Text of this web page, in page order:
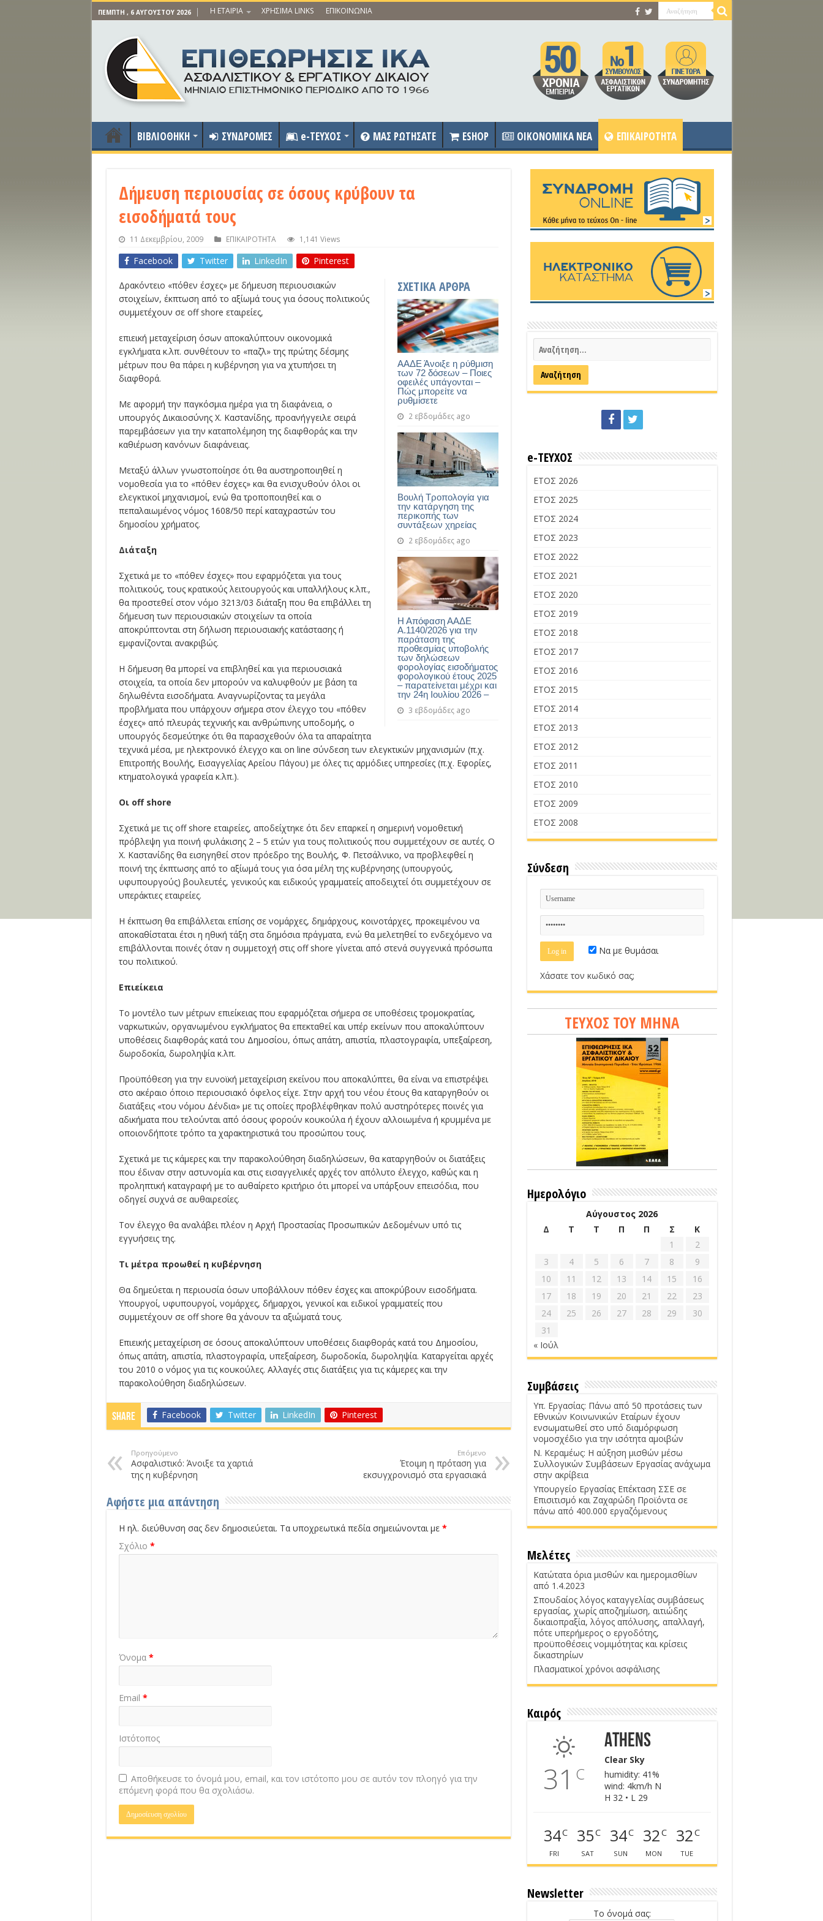
ΠΈΜΠΤΗ , 6 ΑΥΓΟΎΣΤΟΥ 2026 Η ΕΤΑΙΡΙΑ ΧΡΗΣΙΜΑ LINKS ΕΠΙΚΟΙΝΩΝΙΑ
ΒΙΒΛΙΟΘΗΚΗ ΣΥΝΔΡΟΜΕΣ e-ΤΕΥΧΟΣ ΜΑΣ ΡΩΤΗΣΑΤΕ ESHOP OIKONOMIKA NEA ΕΠΙΚΑΙΡΟΤΗΤΑ
Δήμευση περιουσίας σε όσους κρύβουν τα
εισοδήματά τους
11 Δεκεμβρίου, 2009 ΕΠΙΚΑΙΡΟΤΗΤΑ 1,141 Views
Facebook Twitter LinkedIn Pinterest
ΣΧΕΤΙΚΑ ΑΡΘΡΑ
ΑΑΔΕ Άνοιξε η ρύθμιση
των 72 δόσεων – Ποιες
οφειλές υπάγονται –
Πώς μπορείτε να
ρυθμίσετε
2 εβδομάδες ago
Βουλή Τροπολογία για
την κατάργηση της
περικοπής των
συντάξεων χηρείας
2 εβδομάδες ago
Η Απόφαση ΑΑΔΕ
Α.1140/2026 για την
παράταση της
προθεσμίας υποβολής
των δηλώσεων
φορολογίας εισοδήματος
φορολογικού έτους 2025
– παρατείνεται μέχρι και
την 24η Ιουλίου 2026 –
3 εβδομάδες ago
Δρακόντειο «πόθεν έσχες» με δήμευση περιουσιακών
στοιχείων, έκπτωση από το αξίωμά τους για όσους πολιτικούς
συμμετέχουν σε off shore εταιρείες,
επιεική μεταχείριση όσων αποκαλύπτουν οικονομικά
εγκλήματα κ.λπ. συνθέτουν το «παζλ» της πρώτης δέσμης
μέτρων που θα πάρει η κυβέρνηση για να χτυπήσει τη
διαφθορά.
Με αφορμή την παγκόσμια ημέρα για τη διαφάνεια, ο
υπουργός Δικαιοσύνης Χ. Καστανίδης, προανήγγειλε σειρά
παρεμβάσεων για την καταπολέμηση της διαφθοράς και την
καθιέρωση κανόνων διαφάνειας.
Μεταξύ άλλων γνωστοποίησε ότι θα αυστηροποιηθεί η
νομοθεσία για το «πόθεν έσχες» και θα ενισχυθούν όλοι οι
ελεγκτικοί μηχανισμοί, ενώ θα τροποποιηθεί και ο
πεπαλαιωμένος νόμος 1608/50 περί καταχραστών του
δημοσίου χρήματος.
Διάταξη
Σχετικά με το «πόθεν έσχες» που εφαρμόζεται για τους
πολιτικούς, τους κρατικούς λειτουργούς και υπαλλήλους κ.λπ.,
θα προστεθεί στον νόμο 3213/03 διάταξη που θα επιβάλλει τη
δήμευση των περιουσιακών στοιχείων τα οποία
αποκρύπτονται στη δήλωση περιουσιακής κατάστασης ή
εμφανίζονται ανακριβώς.
Η δήμευση θα μπορεί να επιβληθεί και για περιουσιακά
στοιχεία, τα οποία δεν μπορούν να καλυφθούν με βάση τα
δηλωθέντα εισοδήματα. Αναγνωρίζοντας τα μεγάλα
προβλήματα που υπάρχουν σήμερα στον έλεγχο του «πόθεν
έσχες» από πλευράς τεχνικής και ανθρώπινης υποδομής, ο
υπουργός δεσμεύτηκε ότι θα παρασχεθούν όλα τα απαραίτητα
τεχνικά μέσα, με ηλεκτρονικό έλεγχο και on line σύνδεση των ελεγκτικών μηχανισμών (π.χ.
Επιτροπής Βουλής, Εισαγγελίας Αρείου Πάγου) με όλες τις αρμόδιες υπηρεσίες (π.χ. Εφορίες,
κτηματολογικά γραφεία κ.λπ.).
Οι off shore
Σχετικά με τις off shore εταιρείες, αποδείχτηκε ότι δεν επαρκεί η σημερινή νομοθετική
πρόβλεψη για ποινή φυλάκισης 2 – 5 ετών για τους πολιτικούς που συμμετέχουν σε αυτές. Ο
Χ. Καστανίδης θα εισηγηθεί στον πρόεδρο της Βουλής, Φ. Πετσάλνικο, να προβλεφθεί η
ποινή της έκπτωσης από το αξίωμά τους για όσα μέλη της κυβέρνησης (υπουργούς,
υφυπουργούς) βουλευτές, γενικούς και ειδικούς γραμματείς αποδειχτεί ότι συμμετέχουν σε
υπεράκτιες εταιρείες.
Η έκπτωση θα επιβάλλεται επίσης σε νομάρχες, δημάρχους, κοινοτάρχες, προκειμένου να
αποκαθίσταται έτσι η ηθική τάξη στα δημόσια πράγματα, ενώ θα μελετηθεί το ενδεχόμενο να
επιβάλλονται ποινές όταν η συμμετοχή στις off shore γίνεται από στενά συγγενικά πρόσωπα
του πολιτικού.
Επιείκεια
Το μοντέλο των μέτρων επιείκειας που εφαρμόζεται σήμερα σε υποθέσεις τρομοκρατίας,
ναρκωτικών, οργανωμένου εγκλήματος θα επεκταθεί και υπέρ εκείνων που αποκαλύπτουν
υποθέσεις διαφθοράς κατά του Δημοσίου, όπως απάτη, απιστία, πλαστογραφία, υπεξαίρεση,
δωροδοκία, δωροληψία κ.λπ.
Προϋπόθεση για την ευνοϊκή μεταχείριση εκείνου που αποκαλύπτει, θα είναι να επιστρέψει
στο ακέραιο όποιο περιουσιακό όφελος είχε. Στην αρχή του νέου έτους θα καταργηθούν οι
διατάξεις «του νόμου Δένδια» με τις οποίες προβλέφθηκαν πολύ αυστηρότερες ποινές για
αδικήματα που τελούνται από όσους φορούν κουκούλα ή έχουν αλλοιωμένα ή κρυμμένα με
οποιονδήποτε τρόπο τα χαρακτηριστικά του προσώπου τους.
Σχετικά με τις κάμερες και την παρακολούθηση διαδηλώσεων, θα καταργηθούν οι διατάξεις
που έδιναν στην αστυνομία και στις εισαγγελικές αρχές τον απόλυτο έλεγχο, καθώς και η
προληπτική καταγραφή με το αυθαίρετο κριτήριο ότι μπορεί να υπάρξουν επεισόδια, που
οδηγεί συχνά σε αυθαιρεσίες.
Τον έλεγχο θα αναλάβει πλέον η Αρχή Προστασίας Προσωπικών Δεδομένων υπό τις
εγγυήσεις της.
Tι μέτρα προωθεί η κυβέρνηση
Θα δημεύεται η περιουσία όσων υποβάλλουν πόθεν έσχες και αποκρύβουν εισοδήματα.
Yπουργοί, υφυπουργοί, νομάρχες, δήμαρχοι, γενικοί και ειδικοί γραμματείς που
συμμετέχουν σε off shore θα χάνουν τα αξιώματά τους.
Eπιεικής μεταχείριση σε όσους αποκαλύπτουν υποθέσεις διαφθοράς κατά του Δημοσίου,
όπως απάτη, απιστία, πλαστογραφία, υπεξαίρεση, δωροδοκία, δωροληψία. Kαταργείται αρχές
του 2010 ο νόμος για τις κουκούλες. Aλλαγές στις διατάξεις για τις κάμερες και την
παρακολούθηση διαδηλώσεων.
Share Facebook Twitter LinkedIn Pinterest
Προηγούμενο
Ασφαλιστικό: Άνοιξε τα χαρτιά
της η κυβέρνηση
Επόμενο
Έτοιμη η πρόταση για
εκσυγχρονισμό στα εργασιακά
Αφήστε μια απάντηση
Η ηλ. διεύθυνση σας δεν δημοσιεύεται. Τα υποχρεωτικά πεδία σημειώνονται με *
Σχόλιο *
Όνομα *
Email *
Ιστότοπος
Αποθήκευσε το όνομά μου, email, και τον ιστότοπο μου σε αυτόν τον πλοηγό για την
επόμενη φορά που θα σχολιάσω.
e-ΤΕΥΧΟΣ
ΕΤΟΣ 2026
ΕΤΟΣ 2025
ΕΤΟΣ 2024
ΕΤΟΣ 2023
ΕΤΟΣ 2022
ΕΤΟΣ 2021
ΕΤΟΣ 2020
ΕΤΟΣ 2019
ΕΤΟΣ 2018
ΕΤΟΣ 2017
ΕΤΟΣ 2016
ΕΤΟΣ 2015
ΕΤΟΣ 2014
ΕΤΟΣ 2013
ΕΤΟΣ 2012
ΕΤΟΣ 2011
ΕΤΟΣ 2010
ΕΤΟΣ 2009
ΕΤΟΣ 2008
Σύνδεση
Να με θυμάσαι
Χάσατε τον κωδικό σας;
ΤΕΥΧΟΣ ΤΟΥ ΜΗΝΑ
Ημερολόγιο
Αύγουστος 2026
Δ
Τ Τ Π Π Σ
Κ
1
2
3
4 5 6 7 8
9
10
11 12 13 14 15
16
17
18 19 20 21 22
23
24
25 26 27 28 29
30
31
« Ιούλ
Συμβάσεις
Υπ. Εργασίας: Πάνω από 50 προτάσεις των
Εθνικών Κοινωνικών Εταίρων έχουν
ενσωματωθεί στο υπό διαμόρφωση
νομοσχέδιο για την ισότητα αμοιβών
Ν. Κεραμέως: Η αύξηση μισθών μέσω
Συλλογικών Συμβάσεων Εργασίας ανάχωμα
στην ακρίβεια
Υπουργείο Εργασίας Επέκταση ΣΣΕ σε
Επισιτισμό και Ζαχαρώδη Προϊόντα σε
πάνω από 400.000 εργαζόμενους
Μελέτες
Κατώτατα όρια μισθών και ημερομισθίων
από 1.4.2023
Σπουδαίος λόγος καταγγελίας συμβάσεως
εργασίας, χωρίς αποζημίωση, αιτιώδης
δικαιοπραξία, λόγος απόλυσης, απαλλαγή,
πότε υπερήμερος ο εργοδότης,
προϋποθέσεις νομιμότητας και κρίσεις
δικαστηρίων
Πλασματικοί χρόνοι ασφάλισης
Καιρός
31 C
Athens
Clear Sky
humidity: 41%
wind: 4km/h N
H 32 • L 29
34C
FRI
35C
SAT
34C
SUN
32C
MON
32C
TUE
Newsletter
Το όνομά σας: